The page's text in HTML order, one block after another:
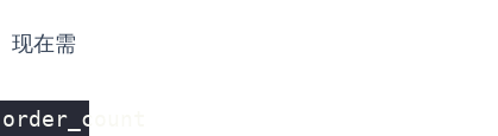
现在需
order_count